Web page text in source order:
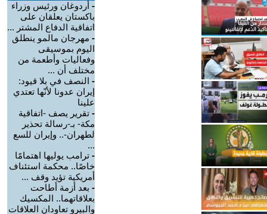
- أردوغان ورئيس وزراء
باكستان يعلقان على
اتفاقية الدفاع المشتر ...
- مهرجان مالمو ينطلق
اليوم بموسيقى
وفعاليات وأطعمة من
مختلف أن ...
- النصف في بلا قيود:
إيران عدونا لأنّها تعتدي
علينا
- تقرير يصف -اتفاقية
مكة- بـ-رسالة تحذير
لطهران-.. وإيران للسع
...
- ترامب يوليها اهتمامًا
خاصًا.. محكمة استئناف
أمريكية تؤيد وقف ...
- بعد أزمة أطاحت
بعلاقاتهما.. المكسيك
والبيرو تعاودان العلاقات